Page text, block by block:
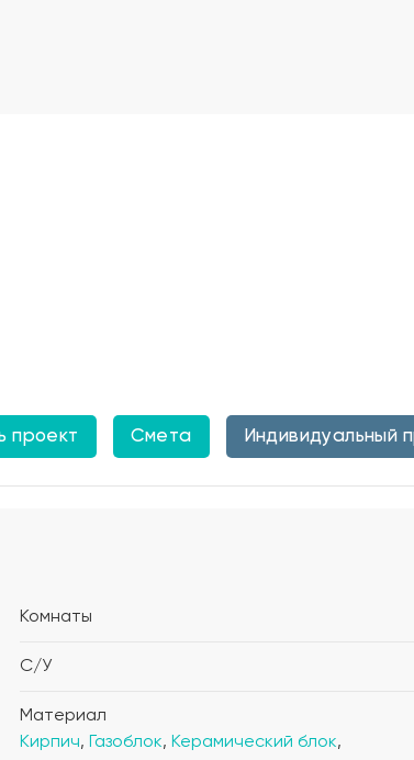
проект Смета Индивидуальный
Комнаты
С/У
Материал
Кирпич, Газоблок, Керамический блок,